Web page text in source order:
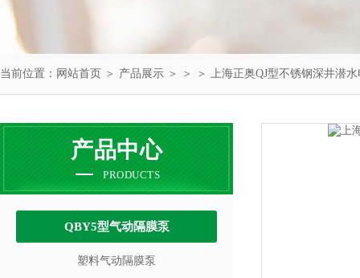
当前位置： 网站首页 ＞ 产品展示 ＞ ＞ ＞ 上海正奥QJ型不锈钢深井潜
产品中心
PRODUCTS
QBY5型气动隔膜泵
塑料气动隔膜泵